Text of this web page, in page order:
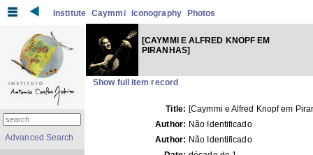
Institute Caymmi Iconography Photos
[CAYMMI E ALFRED KNOPF EM
PIRANHAS]
Show full item record
Title: [Caymmi e Alfred Knopf em
Author: Não Identificado
Author: Não Identificado
Advanced Search